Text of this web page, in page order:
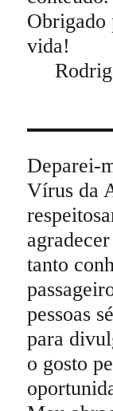
Obrigado
Deparei-
Vírus da
tanto
pessoas
para
o gosto